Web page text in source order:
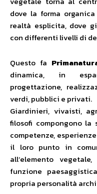
dove la forma
realtà esplicita, dove
con differenti livelli di
Questo fa
dinamica, in
progettazione,
verdi, pubblici e privati.
Giardinieri, vivaisti,
filosofi compongono la
competenze,
il loro punto in
all’elemento
funzione
propria personalità